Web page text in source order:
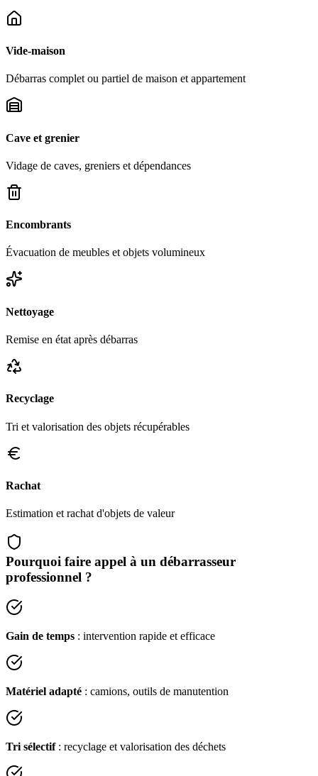
Vide-maison
Débarras complet ou partiel de maison et appartement
Cave et grenier
Vidage de caves, greniers et dépendances
Encombrants
Évacuation de meubles et objets volumineux
Nettoyage
Remise en état après débarras
Recyclage
Tri et valorisation des objets récupérables
Rachat
Estimation et rachat d'objets de valeur
Pourquoi faire appel à un débarrasseur
professionnel ?
Gain de temps : intervention rapide et efficace
Matériel adapté : camions, outils de manutention
Tri sélectif: recyclage et valorisation des déchets